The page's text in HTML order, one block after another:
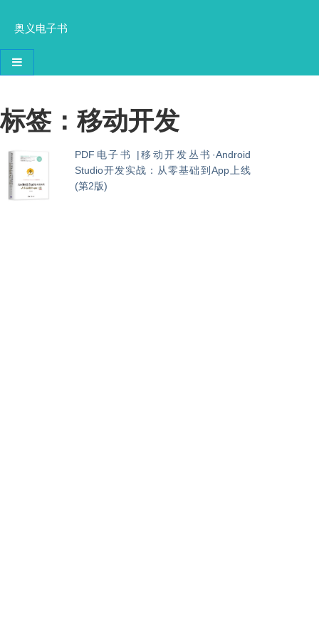
奥义电子书
导航切换
标签：移动开发
PDF电子书 |移动开发丛书·Android
Studio开发实战：从零基础到App上线
(第2版)